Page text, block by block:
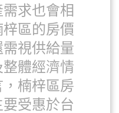
求也會相
區的房價
視供給量
體經濟情
楠梓區房
受惠於台